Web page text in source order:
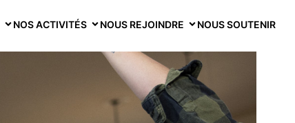
NOS ACTIVITÉS NOUS REJOINDRE NOUS SOUTENIR